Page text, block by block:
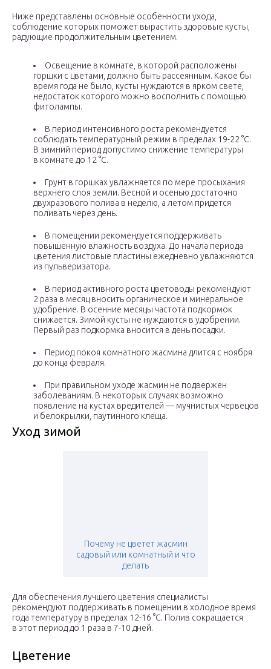
Ниже представлены основные особенности ухода,
соблюдение которых поможет вырастить здоровые кусты,
радующие продолжительным цветением.
Освещение в комнате, в которой расположены
горшки с цветами, должно быть рассеянным. Какое бы
время года не было, кусты нуждаются в ярком свете,
недостаток которого можно восполнить с помощью
фитолампы.
В период интенсивного роста рекомендуется
соблюдать температурный режим в пределах 19-22 °С.
В зимний период допустимо снижение температуры
в комнате до 12 °С.
Грунт в горшках увлажняется по мере просыхания
верхнего слоя земли. Весной и осенью достаточно
двухразового полива в неделю, а летом придется
поливать через день.
В помещении рекомендуется поддерживать
повышенную влажность воздуха. До начала периода
цветения листовые пластины ежедневно увлажняются
из пульверизатора.
В период активного роста цветоводы рекомендуют
2 раза в месяц вносить органическое и минеральное
удобрение. В осенние месяцы частота подкормок
снижается. Зимой кусты не нуждаются в удобрении.
Первый раз подкормка вносится в день посадки.
Период покоя комнатного жасмина длится с ноября
до конца февраля.
При правильном уходе жасмин не подвержен
заболеваниям. В некоторых случаях возможно
появление на кустах вредителей — мучнистых червецов
и белокрылки, паутинного клеща.
Уход зимой
Почему не цветет жасмин
садовый или комнатный и что
делать
Для обеспечения лучшего цветения специалисты
рекомендуют поддерживать в помещении в холодное время
года температуру в пределах 12-16 °C. Полив сокращается
в этот период до 1 раза в 7-10 дней.
Цветение